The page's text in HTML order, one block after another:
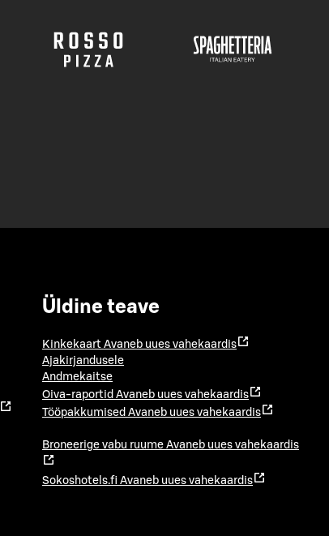
Üldine teave
Kinkekaart Avaneb uues vahekaardis
Ajakirjandusele
Andmekaitse
Oiva-raportid Avaneb uues vahekaardis
Tööpakkumised Avaneb uues vahekaardis
Broneerige vabu ruume Avaneb uues vahekaardis
Sokoshotels.fi Avaneb uues vahekaardis